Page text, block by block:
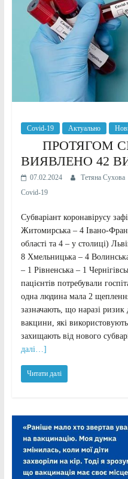
Covid-19 Актуально
ПРОТЯГОМ
ВИЯВЛЕНО 42
07.02.2024 Тетяна Сухова
Сovid-19
Субваріант коронавірусу
Житомирська – 4 Івано-
області та 4 – у столиці)
8 Хмельницька – 4
– 1 Рівненська – 1
пацієнтів потребували
одна людина мала 2
зазначають, що наразі
вакцини, які
захищають від нового
далі…]
Читати далі